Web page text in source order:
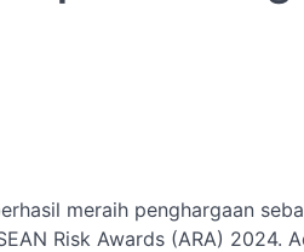
meraih penghargaan
Risk Awards (ARA) 2024.